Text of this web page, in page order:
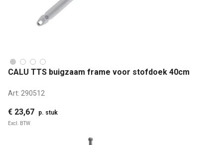
CALU TTS buigzaam frame voor stofdoek 40cm
Art: 290512
€ 23,67 p. stuk
Excl. BTW